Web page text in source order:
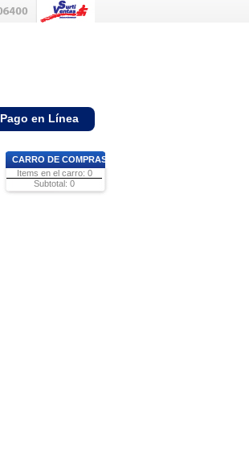
Pago en Línea
CARRO DE COMPRAS
Items en el carro: 0
Subtotal: 0